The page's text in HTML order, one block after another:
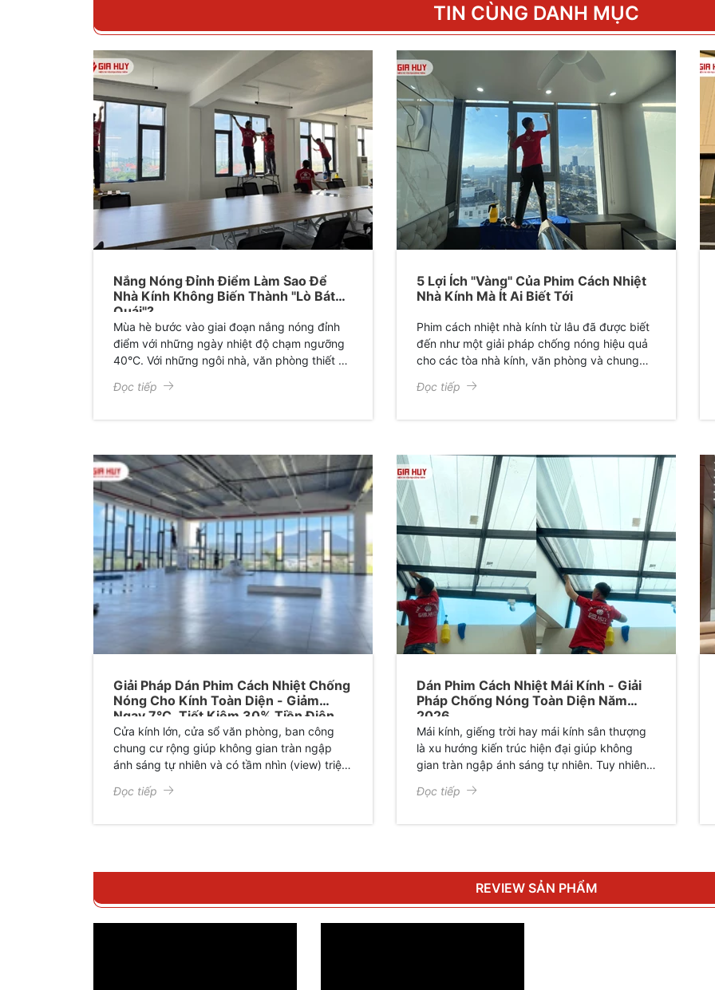
TIN CÙNG DANH MỤC
Nắng Nóng Đỉnh Điểm Làm Sao Để
Nhà Kính Không Biến Thành "Lò Bát
Quái"?
Mùa hè bước vào giai đoạn nắng nóng đỉnh
điểm với những ngày nhiệt độ chạm ngưỡng
40°C. Với những ngôi nhà, văn phòng thiết kế
lớn, không gian sống rất dễ biến thành một
mỗi tháng.
Đọc tiếp
5 Lợi Ích "Vàng" Của Phim Cách Nhiệt
Nhà Kính Mà Ít Ai Biết Tới
Phim cách nhiệt nhà kính từ lâu đã được biết
đến như một giải pháp chống nóng hiệu quả
cho các tòa nhà kính, văn phòng và chung
phẩm này chỉ có tác dụng "giảm nhiệt độ" thì
ý tới, giúp anh chị tối ưu hóa không gian sống
và tiết kiệm ngân sách một cách thông minh.
Đọc tiếp
Giải Pháp Dán Phim Cách Nhiệt Chống
Nóng Cho Kính Toàn Diện - Giảm
Ngay 7°C, Tiết Kiệm 30% Tiền Điện
Mỗi Tháng
Cửa kính lớn, cửa sổ văn phòng, ban công
chung cư rộng giúp không gian tràn ngập
ánh sáng tự nhiên và có tầm nhìn (view) triệu
lại biến không gia ngột ngạt và bí bách. Bật
Đọc tiếp
Dán Phim Cách Nhiệt Mái Kính - Giải
Pháp Chống Nóng Toàn Diện Năm
2026
Mái kính, giếng trời hay mái kính sân thượng
là xu hướng kiến trúc hiện đại giúp không
gian tràn ngập ánh sáng tự nhiên. Tuy nhiên,
"hiệu ứng nhà kính" – khiến không gian bên
Đọc tiếp
REVIEW SẢN PHẨM